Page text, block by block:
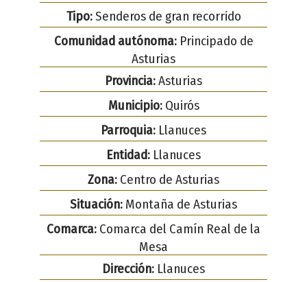
Tipo:Senderos de gran recorrido
Comunidad autónoma:Principado de
Asturias
Provincia:Asturias
Municipio:Quirós
Parroquia: Llanuces
Entidad: Llanuces
Zona: Centro de Asturias
Situación: Montaña de Asturias
Comarca: Comarca del Camín Real de la
Mesa
Dirección: Llanuces